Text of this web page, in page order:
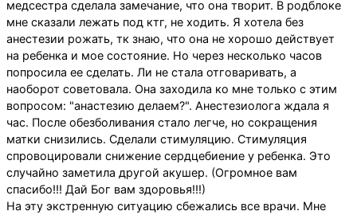
медсестра сделала замечание, что она творит. В родблоке
мне сказали лежать под ктг, не ходить. Я хотела без
анестезии рожать, тк знаю, что она не хорошо действует
на ребенка и мое состояние. Но через несколько часов
попросила ее сделать. Ли не стала отговаривать, а
наоборот советовала. Она заходила ко мне только с этим
вопросом: "анастезию делаем?". Анестезиолога ждала я
час. После обезболивания стало легче, но сокращения
матки снизились. Сделали стимуляцию. Стимуляция
спровоцировали снижение сердцебиение у ребенка. Это
случайно заметила другой акушер. (Огромное вам
спасибо!!! Дай Бог вам здоровья!!!)
На эту экстренную ситуацию сбежались все врачи. Мне